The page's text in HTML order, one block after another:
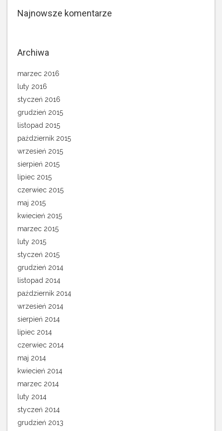
Najnowsze komentarze
Archiwa
marzec 2016
luty 2016
styczeń 2016
grudzień 2015
listopad 2015
październik 2015
wrzesień 2015
sierpień 2015
lipiec 2015
czerwiec 2015
maj 2015
kwiecień 2015
marzec 2015
luty 2015
styczeń 2015
grudzień 2014
listopad 2014
październik 2014
wrzesień 2014
sierpień 2014
lipiec 2014
czerwiec 2014
maj 2014
kwiecień 2014
marzec 2014
luty 2014
styczeń 2014
grudzień 2013